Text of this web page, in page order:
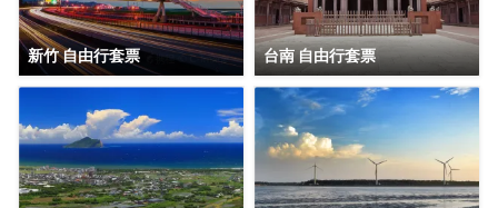
新竹 自由行套票 台南 自由行套票